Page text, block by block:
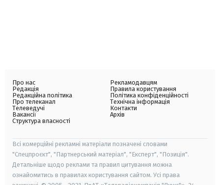
Про нас
Редакція
Редакційна політика
Про телеканал
Телеведучі
Вакансії
Структура власності
Рекламодавцям
Правила користування
Політика конфіденційності
Технічна інформація
Контакти
Архів
Всі комерційні рекламні матеріали позначені словами
"Спецпроєкт", "Партнерський матеріал", "Експерт", "Позиція".
Детальніше щодо реклами та правил цитування можна
ознайомитись в правилах користування сайтом. Усі права